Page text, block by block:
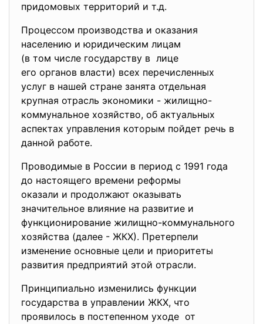
придомовых территорий и т.д.
Процессом производства и оказания
населению и юридическим лицам
(в том числе государству в лице
его органов власти) всех перечисленных
услуг в нашей стране занята отдельная
крупная отрасль экономики - жилищно-
коммунальное хозяйство, об актуальных
аспектах управления которым пойдет речь в
данной работе.
Проводимые в России в период с 1991 года
до настоящего времени реформы
оказали и продолжают оказывать
значительное влияние на развитие и
функционирование жилищно-коммунального
хозяйства (далее - ЖКХ). Претерпели
изменение основные цели и приоритеты
развития предприятий этой отрасли.
Принципиально изменились функции
государства в управлении ЖКХ, что
проявилось в постепенном уходе от